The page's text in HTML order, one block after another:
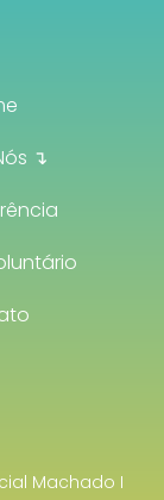
↴
Machado I